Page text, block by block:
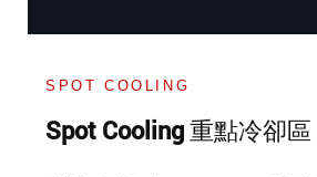
SPOT COOLING
Spot Cooling 重點冷卻區